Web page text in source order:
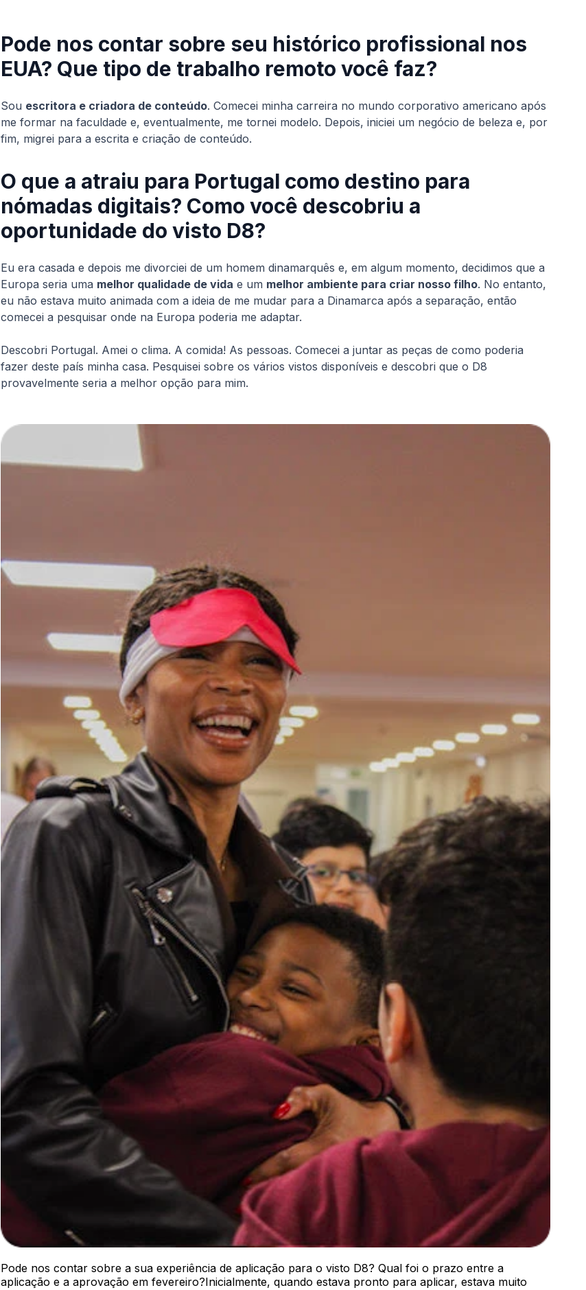
Pode nos contar sobre seu histórico profissional nos
EUA? Que tipo de trabalho remoto você faz?
Sou escritora e criadora de conteúdo. Comecei minha carreira no mundo corporativo americano após
me formar na faculdade e, eventualmente, me tornei modelo. Depois, iniciei um negócio de beleza e, por
fim, migrei para a escrita e criação de conteúdo.
O que a atraiu para Portugal como destino para
nómadas digitais? Como você descobriu a
oportunidade do visto D8?
Eu era casada e depois me divorciei de um homem dinamarquês e, em algum momento, decidimos que a
Europa seria uma melhor qualidade de vida e um melhor ambiente para criar nosso filho. No entanto,
eu não estava muito animada com a ideia de me mudar para a Dinamarca após a separação, então
comecei a pesquisar onde na Europa poderia me adaptar.
Descobri Portugal. Amei o clima. A comida! As pessoas. Comecei a juntar as peças de como poderia
fazer deste país minha casa. Pesquisei sobre os vários vistos disponíveis e descobri que o D8
provavelmente seria a melhor opção para mim.
Pode nos contar sobre a sua experiência de aplicação para o visto D8? Qual foi o prazo entre a
aplicação e a aprovação em fevereiro?Inicialmente, quando estava pronto para aplicar, estava muito